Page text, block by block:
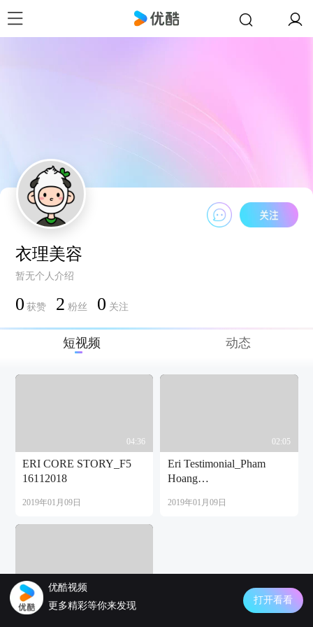
衣理美容
暂无个人介绍
0 获赞 2 粉丝 0 关注
短视频 动态
04:36
ERI CORE STORY_F5
16112018
2019年01月09日
02:05
Eri Testimonial_Pham
Hoang
2019年01月09日
ERI TESTIMONIAL MS
优酷视频
更多精彩等你来发现
打开看看